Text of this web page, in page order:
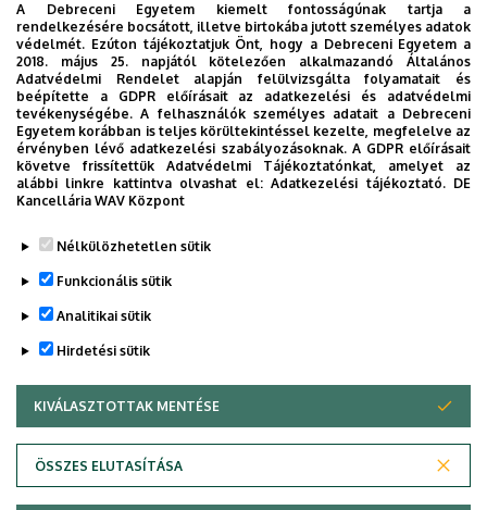
A Debreceni Egyetem kiemelt fontosságúnak tartja a
rendelkezésére bocsátott, illetve birtokába jutott személyes adatok
védelmét. Ezúton tájékoztatjuk Önt, hogy a Debreceni Egyetem a
2018. május 25. napjától kötelezően alkalmazandó Általános
Adatvédelmi Rendelet alapján felülvizsgálta folyamatait és
beépítette a GDPR előírásait az adatkezelési és adatvédelmi
tevékenységébe. A felhasználók személyes adatait a Debreceni
Egyetem korábban is teljes körültekintéssel kezelte, megfelelve az
érvényben lévő adatkezelési szabályozásoknak. A GDPR előírásait
követve frissítettük Adatvédelmi Tájékoztatónkat, amelyet az
alábbi linkre kattintva olvashat el:Adatkezelési tájékoztató. DE
Kancellária WAV Központ
Nélkülözhetetlen sütik
Funkcionális sütik
Analitikai sütik
Hirdetési sütik
KIVÁLASZTOTTAK MENTÉSE
ÖSSZES ELUTASÍTÁSA
WITHDRAW CONSENT
https://daefi.unideb.hu/node/2024
https://daefi.unideb.hu/form/condition-surveyor
A Dolgozói DErbi-n, annak számos programja mellett, a
DAEFI munkatársainak közreműködésével egészségügyi
szűrővizsgálatok (vércukorszint, vérnyomás- és
koleszterinszint, BMI index, testzsír és PSA)
igénybevételére is van lehetőség.
Legutóbb frissítve: 2024. 04. 25. 11:08
Adatvédelem